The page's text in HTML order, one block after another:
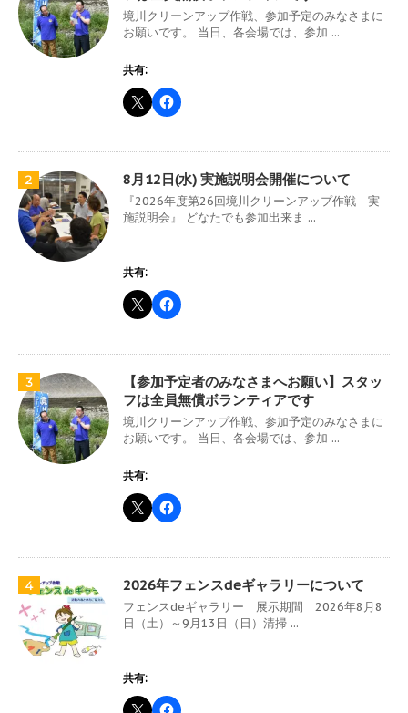
境川クリーンアップ作戦、参加予定のみなさまに
お願いです。 当日、各会場では、参加 ...
共有:
2 8月12日(水) 実施説明会開催について
『2026年度第26回境川クリーンアップ作戦 実
施説明会』 どなたでも参加出来ま ...
共有:
3
【参加予定者のみなさまへお願い】スタッ
フは全員無償ボランティアです
境川クリーンアップ作戦、参加予定のみなさまに
お願いです。 当日、各会場では、参加 ...
共有:
4 2026年フェンスdeギャラリーについて
フェンスdeギャラリー 展示期間 2026年8月8
日（土）～9月13日（日）清掃 ...
共有: